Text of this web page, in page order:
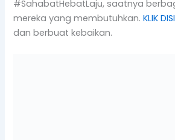
#SahabatHebatLaju, saatnya
mereka yang membutuhkan.KLIK
dan berbuat kebaikan.